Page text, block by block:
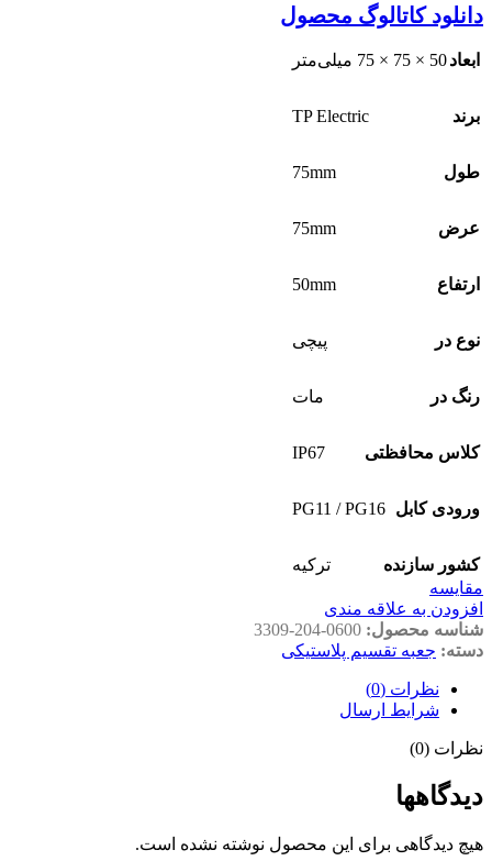
دانلود کاتالوگ محصول
ابعاد50 × 75 × 75 میلی‌متر
برند TP Electric
طول 75mm
عرض 75mm
ارتفاع 50mm
نوع در پیچی
رنگ در مات
کلاس محافظتی IP67
ورودی کابل PG11 / PG16
کشور سازنده
ترکیه
مقايسه
افزودن به علاقه مندی
شناسه محصول: 3309-204-0600
دسته: جعبه تقسیم پلاستیکی
نظرات (0)
شرایط ارسال
نظرات (0)
دیدگاهها
هیچ دیدگاهی برای این محصول نوشته نشده است.